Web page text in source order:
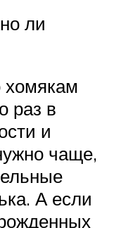
ли
хомякам
раз в
и
чаще,
А если